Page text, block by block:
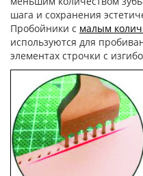
шага и сохранения
Пробойники с малым
используются для
элементах строчки с